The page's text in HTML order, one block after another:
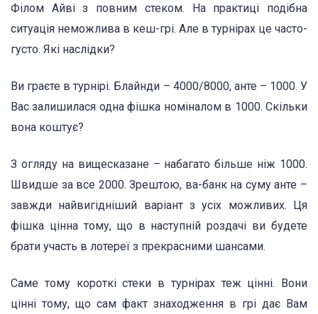
Філом Айві з повним стеком. На практиці подібна
ситуація неможлива в кеш-грі. Але в турнірах це часто-
густо. Які наслідки?
Ви граєте в турнірі. Блайнди – 4000/8000, анте – 1000. У
Вас залишилася одна фішка номіналом в 1000. Скільки
вона коштує?
З огляду на вищесказане – набагато більше ніж 1000.
Швидше за все 2000. Зрештою, ва-банк на суму анте –
завжди найвигідніший варіант з усіх можливих. Ця
фішка цінна тому, що в наступній роздачі ви будете
брати участь в лотереї з прекрасними шансами.
Саме тому короткі стеки в турнірах теж цінні. Вони
цінні тому, що сам факт знаходження в грі дає Вам